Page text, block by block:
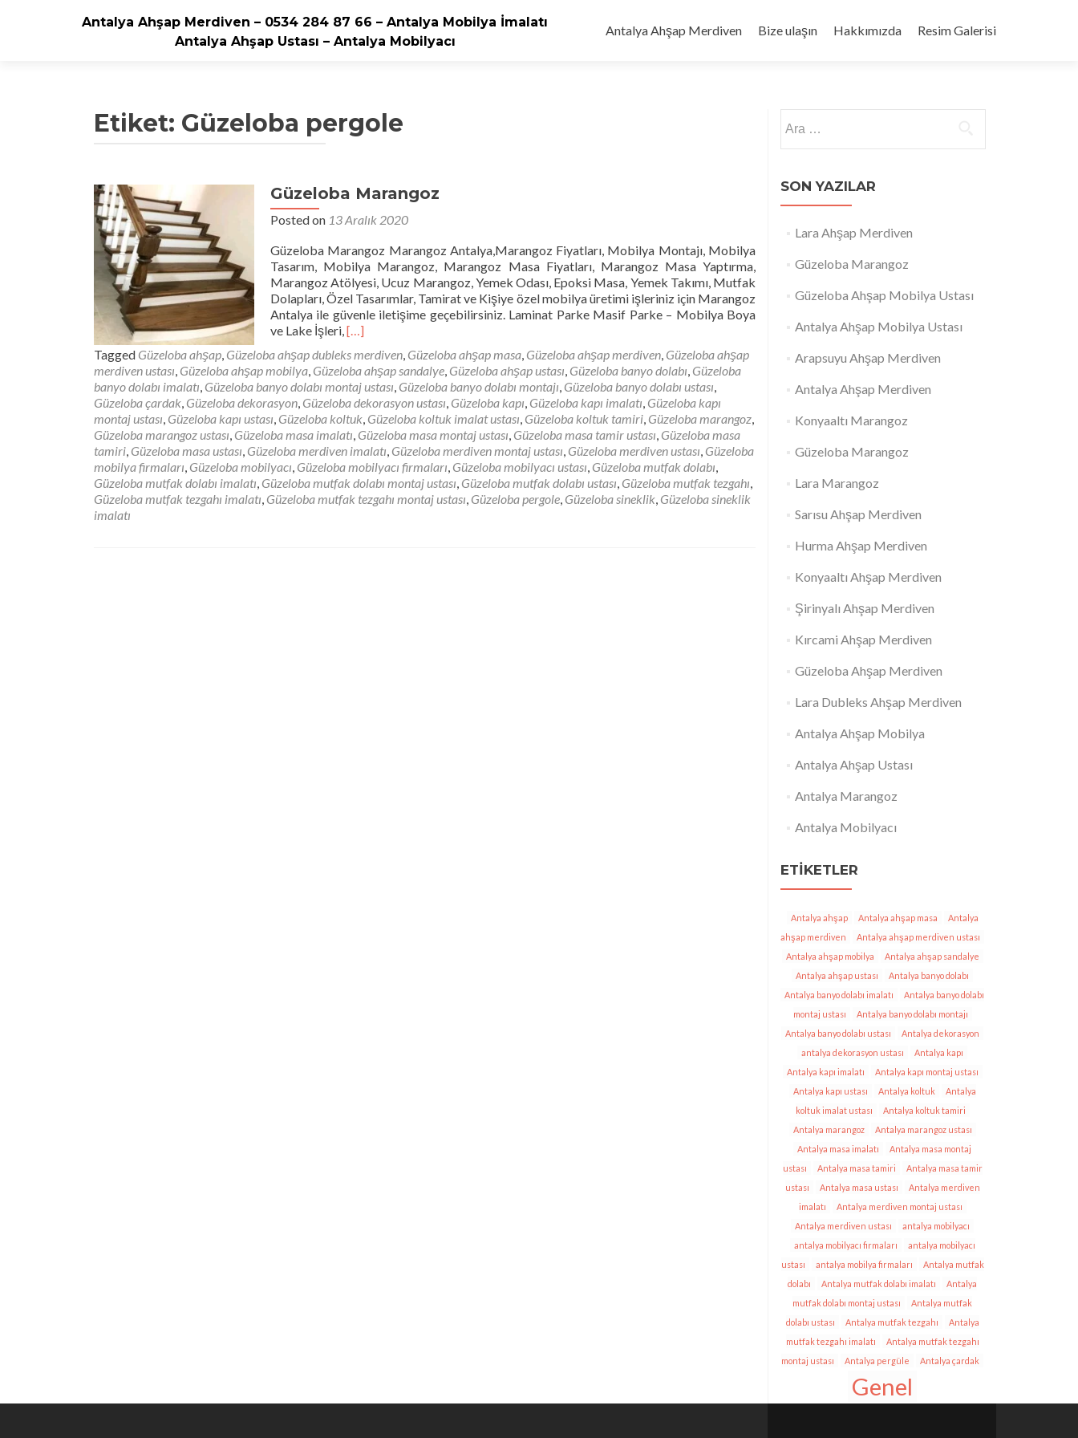
Antalya Ahşap Merdiven – 0534 284 87 66 – Antalya Mobilya İmalatı
Antalya Ahşap Ustası – Antalya Mobilyacı
to
Antalya Ahşap Merdiven Bize ulaşın Hakkımızda Resim Galerisi
Etiket: Güzeloba pergole
Güzeloba Marangoz
Posted on 13 Aralık 2020
Güzeloba Marangoz Marangoz Antalya,Marangoz Fiyatları, Mobilya Montajı, Mobilya
Tasarım, Mobilya Marangoz, Marangoz Masa Fiyatları, Marangoz Masa Yaptırma,
Marangoz Atölyesi, Ucuz Marangoz, Yemek Odası, Epoksi Masa, Yemek Takımı, Mutfak
Dolapları, Özel Tasarımlar, Tamirat ve Kişiye özel mobilya üretimi işleriniz için Marangoz
Antalya ile güvenle iletişime geçebilirsiniz. Laminat Parke Masif Parke – Mobilya Boya
ve Lake İşleri,Read
about
Güzeloba
Marangoz
[…]
Tagged Güzeloba ahşap, Güzeloba ahşap dubleks merdiven, Güzeloba ahşap masa, Güzeloba ahşap merdiven, Güzeloba ahşap
merdiven ustası, Güzeloba ahşap mobilya, Güzeloba ahşap sandalye, Güzeloba ahşap ustası, Güzeloba banyo dolabı, Güzeloba
banyo dolabı imalatı, Güzeloba banyo dolabı montaj ustası, Güzeloba banyo dolabı montajı, Güzeloba banyo dolabı ustası,
Güzeloba çardak, Güzeloba dekorasyon, Güzeloba dekorasyon ustası, Güzeloba kapı, Güzeloba kapı imalatı, Güzeloba kapı
montaj ustası, Güzeloba kapı ustası, Güzeloba koltuk, Güzeloba koltuk imalat ustası, Güzeloba koltuk tamiri, Güzeloba marangoz,
Güzeloba marangoz ustası, Güzeloba masa imalatı, Güzeloba masa montaj ustası, Güzeloba masa tamir ustası, Güzeloba masa
tamiri, Güzeloba masa ustası, Güzeloba merdiven imalatı, Güzeloba merdiven montaj ustası, Güzeloba merdiven ustası, Güzeloba
mobilya firmaları, Güzeloba mobilyacı, Güzeloba mobilyacı firmaları, Güzeloba mobilyacı ustası, Güzeloba mutfak dolabı,
Güzeloba mutfak dolabı imalatı, Güzeloba mutfak dolabı montaj ustası, Güzeloba mutfak dolabı ustası, Güzeloba mutfak tezgahı,
Güzeloba mutfak tezgahı imalatı, Güzeloba mutfak tezgahı montaj ustası, Güzeloba pergole, Güzeloba sineklik, Güzeloba sineklik
imalatı
SON YAZILAR
Lara Ahşap Merdiven
Güzeloba Marangoz
Güzeloba Ahşap Mobilya Ustası
Antalya Ahşap Mobilya Ustası
Arapsuyu Ahşap Merdiven
Antalya Ahşap Merdiven
Konyaaltı Marangoz
Güzeloba Marangoz
Lara Marangoz
Sarısu Ahşap Merdiven
Hurma Ahşap Merdiven
Konyaaltı Ahşap Merdiven
Şirinyalı Ahşap Merdiven
Kırcami Ahşap Merdiven
Güzeloba Ahşap Merdiven
Lara Dubleks Ahşap Merdiven
Antalya Ahşap Mobilya
Antalya Ahşap Ustası
Antalya Marangoz
Antalya Mobilyacı
ETIKETLER
Antalya ahşap Antalya ahşap masa
Antalya
ahşap merdiven
Antalya ahşap merdiven ustası
Antalya ahşap mobilya
Antalya ahşap sandalye
Antalya ahşap ustası
Antalya banyo dolabı
Antalya banyo dolabı imalatı
Antalya banyo dolabı
montaj ustası
Antalya banyo dolabı montajı
Antalya banyo dolabı ustası
Antalya dekorasyon
antalya dekorasyon ustası
Antalya kapı
Antalya kapı imalatı
Antalya kapı montaj ustası
Antalya kapı ustası
Antalya koltuk
Antalya
koltuk imalat ustası
Antalya koltuk tamiri
Antalya marangoz
Antalya marangoz ustası
Antalya masa imalatı
Antalya masa montaj
ustası
Antalya masa tamiri
Antalya masa tamir
ustası
Antalya masa ustası
Antalya merdiven
imalatı
Antalya merdiven montaj ustası
Antalya merdiven ustası
antalya mobilyacı
antalya mobilyacı firmaları
antalya mobilyacı
ustası
antalya mobilya firmaları
Antalya mutfak
dolabı
Antalya mutfak dolabı imalatı
Antalya
mutfak dolabı montaj ustası
Antalya mutfak
dolabı ustası
Antalya mutfak tezgahı
Antalya
mutfak tezgahı imalatı
Antalya mutfak tezgahı
montaj ustası
Antalya pergüle Antalya çardak
Genel